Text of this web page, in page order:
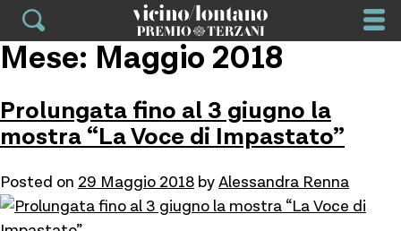
Skip
content
Mese: Maggio 2018
Prolungata fino al 3 giugno la
mostra “La Voce di Impastato”
Posted on 29 Maggio 2018 byAlessandra Renna